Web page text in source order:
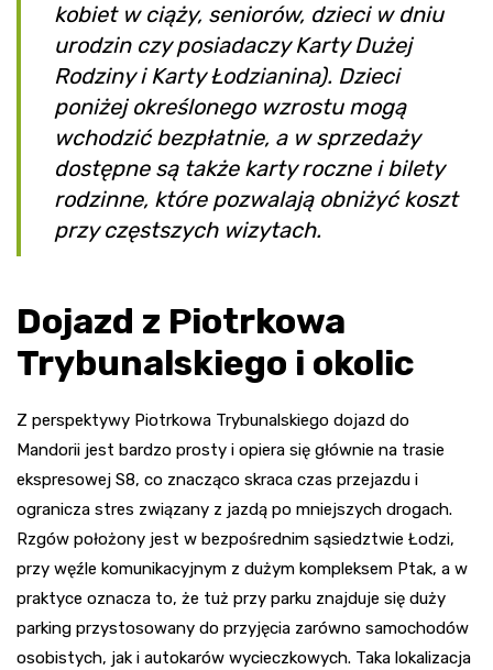
kobiet w ciąży, seniorów, dzieci w dniu
urodzin czy posiadaczy Karty Dużej
Rodziny i Karty Łodzianina). Dzieci
poniżej określonego wzrostu mogą
wchodzić bezpłatnie, a w sprzedaży
dostępne są także karty roczne i bilety
rodzinne, które pozwalają obniżyć koszt
przy częstszych wizytach.
Dojazd z Piotrkowa
Trybunalskiego i okolic
Z perspektywy Piotrkowa Trybunalskiego dojazd do
Mandorii jest bardzo prosty i opiera się głównie na trasie
ekspresowej S8, co znacząco skraca czas przejazdu i
ogranicza stres związany z jazdą po mniejszych drogach.
Rzgów położony jest w bezpośrednim sąsiedztwie Łodzi,
przy węźle komunikacyjnym z dużym kompleksem Ptak, a w
praktyce oznacza to, że tuż przy parku znajduje się duży
parking przystosowany do przyjęcia zarówno samochodów
osobistych, jak i autokarów wycieczkowych. Taka lokalizacja